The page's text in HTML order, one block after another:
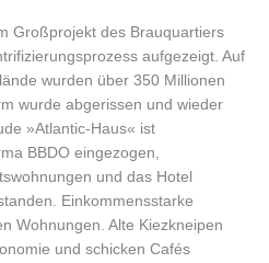
Großprojekt des Brauquartiers
aufgezeigt. Auf
wurden über 350 Millionen
wurde abgerissen und wieder
»Atlantic-Haus« ist
BBDO eingezogen,
und das Hotel
Einkommensstarke
Wohnungen. Alte Kiezkneipen
und schicken Cafés